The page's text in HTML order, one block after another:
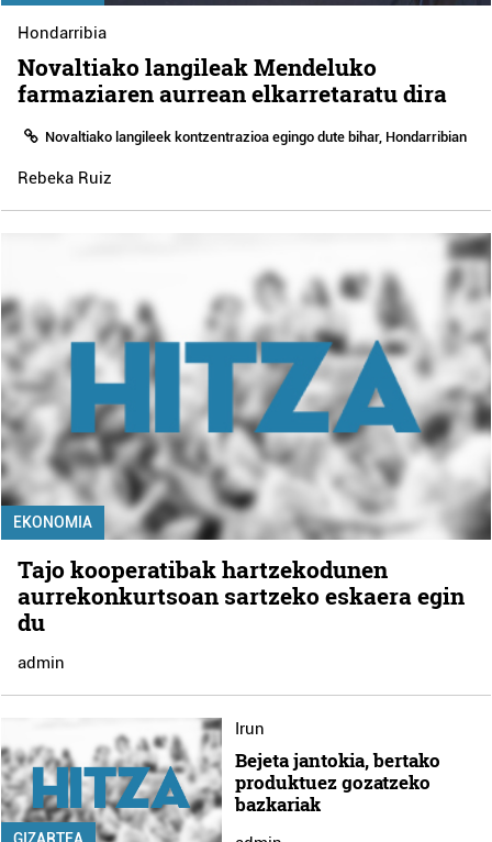
Hondarribia
Novaltiako langileak Mendeluko
farmaziaren aurrean elkarretaratu dira
Novaltiako langileek kontzentrazioa egingo dute bihar, Hondarribian
Rebeka Ruiz
EKONOMIA
Tajo kooperatibak hartzekodunen
aurrekonkurtsoan sartzeko eskaera egin
du
admin
Irun
Bejeta jantokia, bertako
produktuez gozatzeko
bazkariak